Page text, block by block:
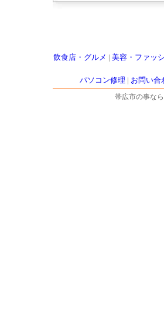
飲食店・グルメ 美容・ファッ
パソコン修理 お問い合
帯広市の事な